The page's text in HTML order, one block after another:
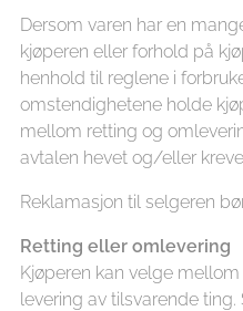
Dersom varen har en
kjøperen eller forhold på
henhold til reglene i
omstendighetene holde
mellom retting og
avtalen hevet og/eller
Reklamasjon til selgeren
Retting eller omlevering
Kjøperen kan velge
levering av tilsvarende